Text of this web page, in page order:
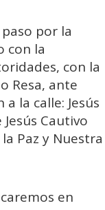
por la
con la
con la
Resa, ante
la calle: Jesús
Cautivo
Paz y Nuestra
en